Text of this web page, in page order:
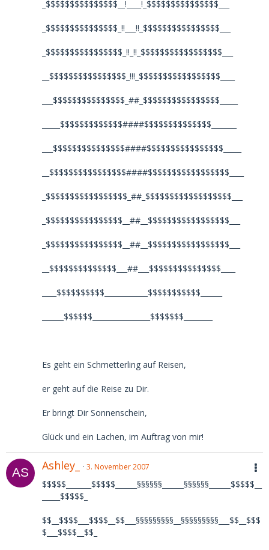
_$$$$$$$$$$$$$$$__!____!_$$$$$$$$$$$$$$$___
_$$$$$$$$$$$$$$$_!!___!!_$$$$$$$$$$$$$$$$___
_$$$$$$$$$$$$$$$$_!!_!!_$$$$$$$$$$$$$$$$$___
__$$$$$$$$$$$$$$$$_!!!_$$$$$$$$$$$$$$$$$____
___$$$$$$$$$$$$$$$_##_$$$$$$$$$$$$$$$$_____
_____$$$$$$$$$$$$$####$$$$$$$$$$$$$$_______
___$$$$$$$$$$$$$$$####$$$$$$$$$$$$$$$$_____
__$$$$$$$$$$$$$$$$####$$$$$$$$$$$$$$$$$____
_$$$$$$$$$$$$$$$$$_##_$$$$$$$$$$$$$$$$$$___
_$$$$$$$$$$$$$$$$__##__$$$$$$$$$$$$$$$$$___
_$$$$$$$$$$$$$$$$__##__$$$$$$$$$$$$$$$$$___
__$$$$$$$$$$$$$$___##___$$$$$$$$$$$$$$$____
____$$$$$$$$$$____________$$$$$$$$$$$______
______$$$$$$________________$$$$$$$________
Es geht ein Schmetterling auf Reisen,
er geht auf die Reise zu Dir.
Er bringt Dir Sonnenschein,
Glück und ein Lachen, im Auftrag von mir!
Ashley_ 3. November 2007
$$$$$_______$$$$$______§§§§§§______§§§§§§______$$$$$__
_____$$$$$_
$$__$$$$___$$$$__$$___§§§§§§§§§__§§§§§§§§§___$$__$$$
$___$$$$__$$_